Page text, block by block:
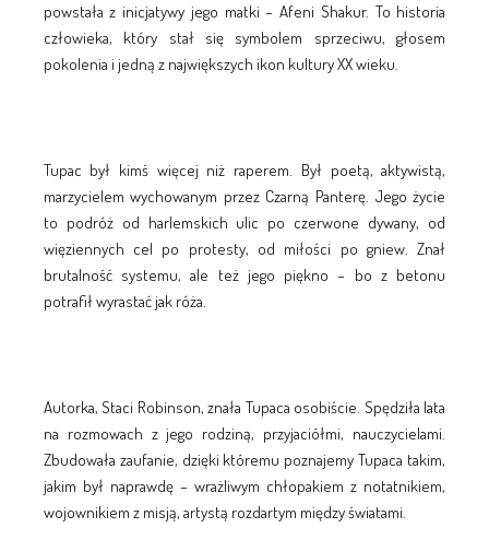
powstała z inicjatywy jego matki – Afeni Shakur. To historia
człowieka, który stał się symbolem sprzeciwu, głosem
pokolenia i jedną z największych ikon kultury XX wieku.
Tupac był kimś więcej niż raperem. Był poetą, aktywistą,
marzycielem wychowanym przez Czarną Panterę. Jego życie
to podróż od harlemskich ulic po czerwone dywany, od
więziennych cel po protesty, od miłości po gniew. Znał
brutalność systemu, ale też jego piękno – bo z betonu
potrafił wyrastać jak róża.
Autorka, Staci Robinson, znała Tupaca osobiście. Spędziła lata
na rozmowach z jego rodziną, przyjaciółmi, nauczycielami.
Zbudowała zaufanie, dzięki któremu poznajemy Tupaca takim,
jakim był naprawdę – wrażliwym chłopakiem z notatnikiem,
wojownikiem z misją, artystą rozdartym między światami.